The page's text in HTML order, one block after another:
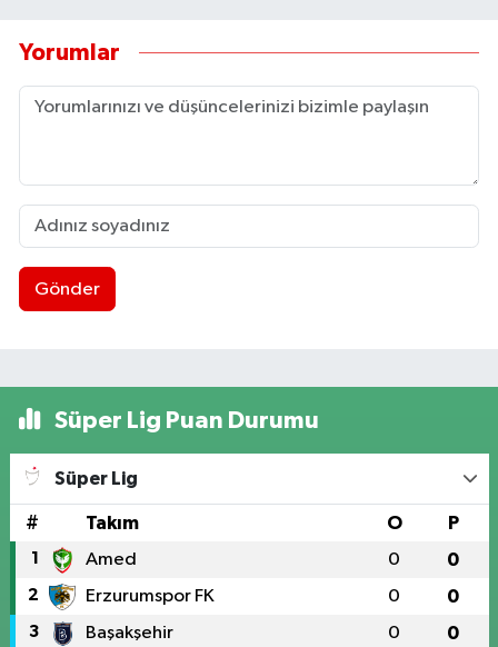
Yorumlar
Gönder
Süper Lig Puan Durumu
Süper Lig
# Takım O P
1 Amed 0 0
2 Erzurumspor FK 0 0
3 Başakşehir 0 0